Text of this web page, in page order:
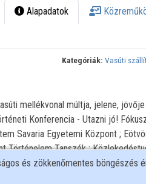
Alapadatok
Kategóriák: Vasúti
mellékvonal múltja, jelene,
Konferencia - Utazni jó!
Savaria Egyetemi Központ ;
Történelem Tanszék ;
és zökkenőmentes böngészés